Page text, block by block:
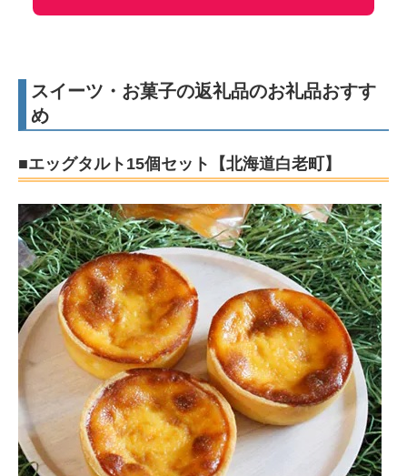
スイーツ・お菓子の返礼品のお礼品おすす
め
■エッグタルト15個セット【北海道白老町】